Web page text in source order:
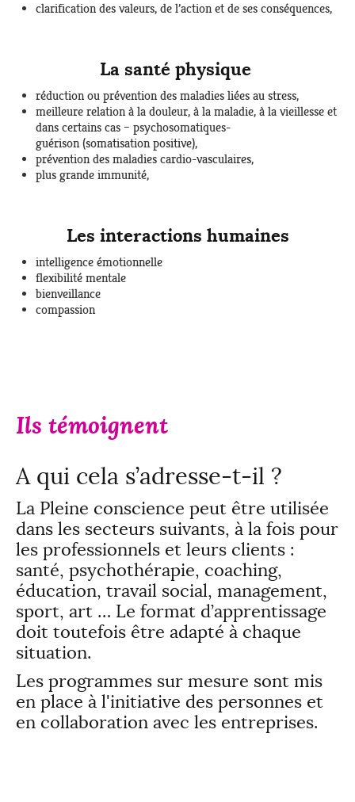
clarification des valeurs, de l’action et de ses conséquences,
La santé physique
réduction ou prévention des maladies liées au stress,
meilleure relation à la douleur, à la maladie, à la vieillesse et
dans certains cas – psychosomatiques-
guérison (somatisation positive),
prévention des maladies cardio-vasculaires,
plus grande immunité,
Les interactions humaines
intelligence émotionnelle
flexibilité mentale
bienveillance
compassion
Ils témoignent
A qui cela s’adresse-t-il ?
La Pleine conscience peut être utilisée
dans les secteurs suivants, à la fois pour
les professionnels et leurs clients :
santé, psychothérapie, coaching,
éducation, travail social, management,
sport, art … Le format d’apprentissage
doit toutefois être adapté à chaque
situation.
Les programmes sur mesure sont mis
en place à l'initiative des personnes et
en collaboration avec les entreprises.